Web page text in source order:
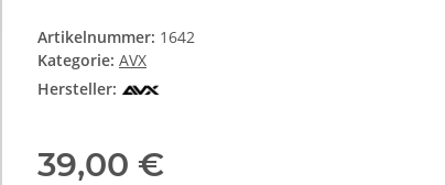
Artikelnummer: 1642
Kategorie: AVX
Hersteller:
39,00 €